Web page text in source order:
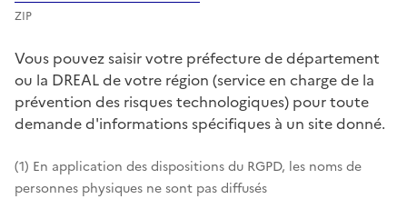
ZIP
Vous pouvez saisir votre préfecture de département
ou la DREAL de votre région (service en charge de la
prévention des risques technologiques) pour toute
demande d'informations spécifiques à un site donné.
(1) En application des dispositions du RGPD, les noms de
personnes physiques ne sont pas diffusés